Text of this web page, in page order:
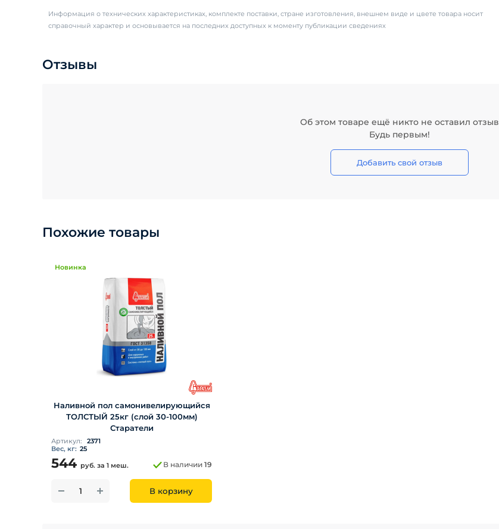
Информация о технических характеристиках, комплекте поставки, стране изготовления, внешнем виде и цвете товара носит
справочный характер и основывается на последних доступных к моменту публикации сведениях
Отзывы
Об этом товаре ещё никто не оставил отзыв
Будь первым!
Добавить свой отзыв
Похожие товары
Новинка
Наливной пол самонивелирующийся
ТОЛСТЫЙ 25кг (слой 30-100мм)
Старатели
Артикул:
2371
Вес, кг: 25
544 руб. за 1 меш. В наличии 19
В корзину